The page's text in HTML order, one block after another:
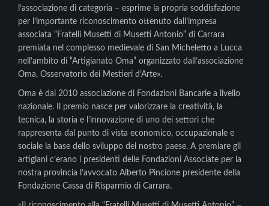
l’associazione di categoria – esprime la propria soddisfazione
per l’importante riconoscimento ottenuto dall’impresa
associata “Fratelli Musetti di Musetti Antonio” di Carrara
premiata nel complesso medievale di San Micheletto a Lucca
nell’ambito di “Artigianato Oma” organizzato dall’associazione
Oma, Osservatorio dei Mestieri d’Arte».
Oma è dal 2010 associazione di Fondazioni Bancarie a livello
nazionale. Il premio nasce per valorizzare la creatività, la
tecnica, la storia e l’innovazione di uno dei settori che
rappresenta dal punto di vista economico, occupazionale e
sociale la base dello sviluppo del nostro paese. A premiare gli
artigiani c’erano i presidenti delle Fondazioni Associate per la
nostra provincia l’avvocato Alberto Pincione presidente della
Fondazione Cassa di Risparmio di Carrara.